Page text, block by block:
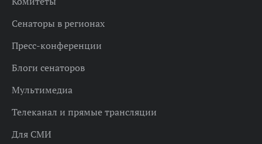
Сенаторы в регионах
Пресс-конференции
Блоги сенаторов
Мультимедиа
Телеканал и прямые трансляции
Для СМИ